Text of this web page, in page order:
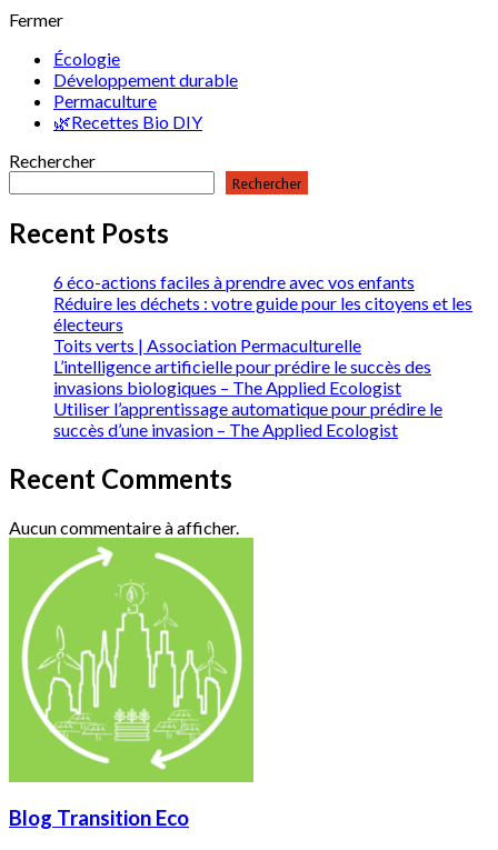
Fermer
Écologie
Développement durable
Permaculture
🌿Recettes Bio DIY
Rechercher
Rechercher
Recent Posts
6 éco-actions faciles à prendre avec vos enfants
Réduire les déchets : votre guide pour les citoyens et les
électeurs
Toits verts | Association Permaculturelle
L’intelligence artificielle pour prédire le succès des
invasions biologiques – The Applied Ecologist
Utiliser l’apprentissage automatique pour prédire le
succès d’une invasion – The Applied Ecologist
Recent Comments
Aucun commentaire à afficher.
Blog Transition Eco